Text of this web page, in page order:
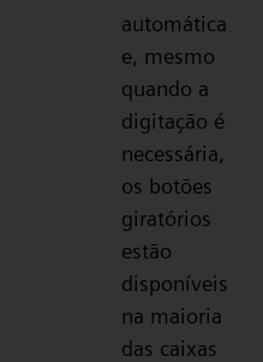
automática
e, mesmo
quando a
digitação é
necessária,
os botões
giratórios
estão
disponíveis
na maioria
das caixas